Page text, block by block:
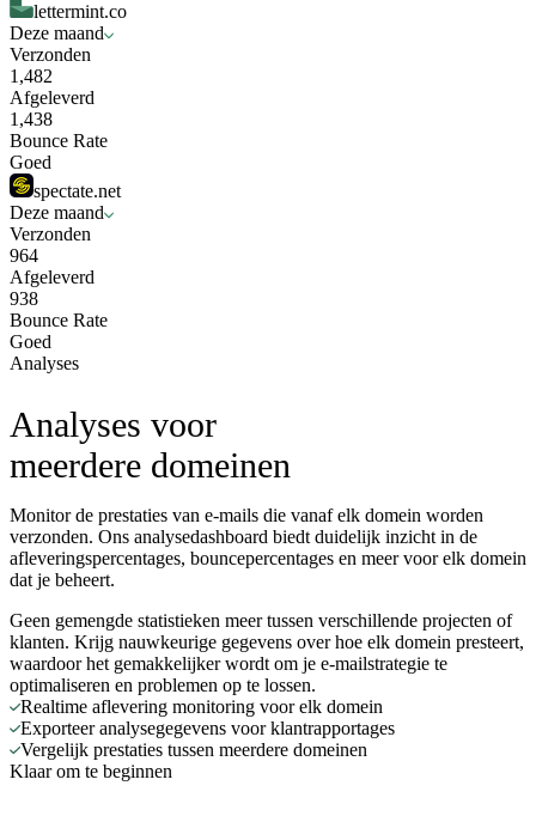
lettermint.co
Deze maand
Verzonden
1,482
Afgeleverd
1,438
Bounce Rate
Goed
spectate.net
Deze maand
Verzonden
964
Afgeleverd
938
Bounce Rate
Goed
Analyses
Analyses voor
meerdere domeinen
Monitor de prestaties van e-mails die vanaf elk domein worden
verzonden. Ons analysedashboard biedt duidelijk inzicht in de
afleveringspercentages, bouncepercentages en meer voor elk domein
dat je beheert.
Geen gemengde statistieken meer tussen verschillende projecten of
klanten. Krijg nauwkeurige gegevens over hoe elk domein presteert,
waardoor het gemakkelijker wordt om je e-mailstrategie te
optimaliseren en problemen op te lossen.
Realtime aflevering monitoring voor elk domein
Exporteer analysegegevens voor klantrapportages
Vergelijk prestaties tussen meerdere domeinen
Klaar om te beginnen